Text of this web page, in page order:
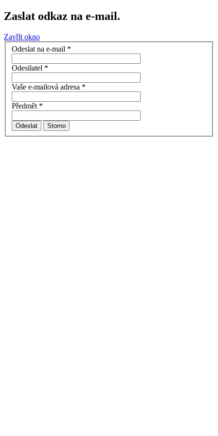
Zaslat odkaz na e-mail.
Zavřít okno
Odeslat na e-mail *
Odesilatel *
Vaše e-mailová adresa *
Předmět*
Odeslat Storno